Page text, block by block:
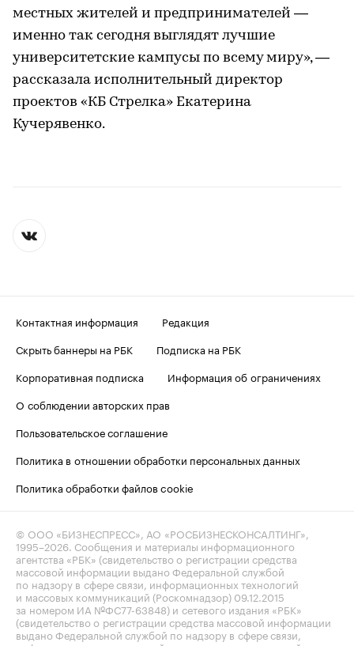
местных жителей и предпринимателей —
именно так сегодня выглядят лучшие
университетские кампусы по всему миру», —
рассказала исполнительный директор
проектов «КБ Стрелка» Екатерина
Кучерявенко.
Контактная информация
Редакция
Скрыть баннеры на РБК
Подписка на РБК
Корпоративная подписка
Информация об ограничениях
О соблюдении авторских прав
Пользовательское соглашение
Политика в отношении обработки персональных данных
Политика обработки файлов cookie
© ООО «БИЗНЕСПРЕСС», АО «РОСБИЗНЕСКОНСАЛТИНГ»,
1995–2026 . Сообщения и материалы информационного
агентства «РБК» (свидетельство о регистрации средства
массовой информации выдано Федеральной службой
по надзору в сфере связи, информационных технологий
и массовых коммуникаций (Роскомнадзор) 09.12.2015
за номером ИА №ФС77-63848) и сетевого издания «РБК»
(свидетельство о регистрации средства массовой информации
выдано Федеральной службой по надзору в сфере связи,